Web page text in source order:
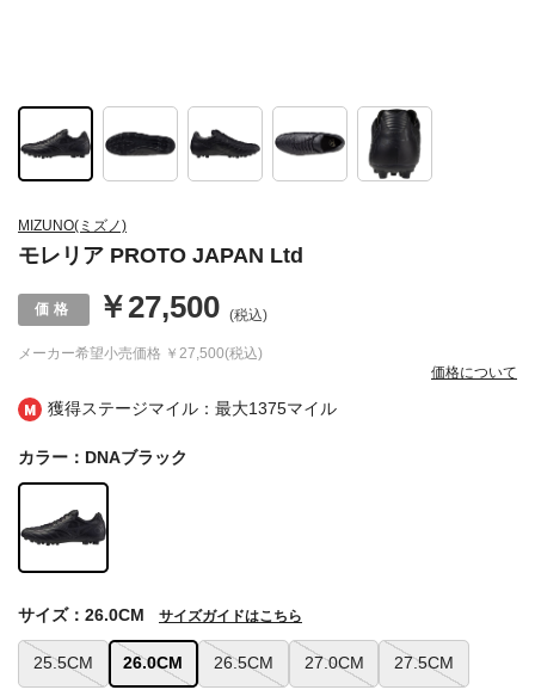
獲得ステージマイル：最大1375マイル
MIZUNO(ミズノ)
モレリア PROTO JAPAN Ltd
メーカー希望小売価格 ￥27,500(税込)
￥27,500 (税込)
価格について
カラー：DNAブラック
25.5CM 26.0CM 26.5CM 27.0CM 27.5CM
サイズ：26.0CM サイズガイドはこちら